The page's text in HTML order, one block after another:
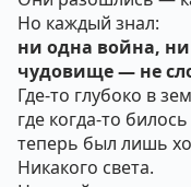
Но каждый знал:
ни одна война,
чудовище — не
Где-то глубоко в
где когда-то
теперь был лишь
Никакого света.